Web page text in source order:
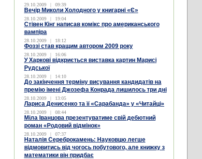
29.10.2009 | 09:39
Вечір Миколи Холодного у книгарні «Є»
28.10.2009 | 19:04
Стівен Кінг написав комікс про американського
вампіра
28.10.2009 | 18:12
Фоззі став кращим автором 2009 року
28.10.2009 | 16:06
У Харкові відкриється виставка картин Марисі
Рудської
28.10.2009 | 14:10
До закінчення терміну висування кандидатів на
премію імені Джозефа Конрада лишилось три дні
28.10.2009 | 13:05
Лариса Денисенко та її «Сарабанда» у «Читайці»
28.10.2009 | 08:44
Міла Іванцова презентуватиме свій дебютний
роман «Родовий відмінок»
28.10.2009 | 07:37
Наталія Сереброкамень: Науковцю легше
відмовитись від чогось побутового, але книжку з
математики він придбає